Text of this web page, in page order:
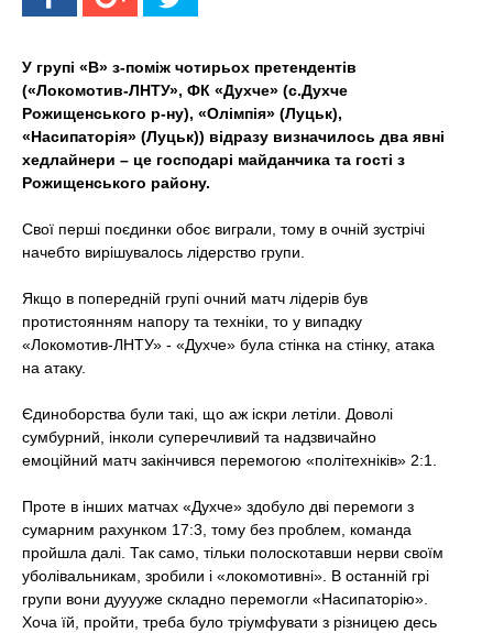
o
У групі «В» з-поміж чотирьох претендентів
(«Локомотив-ЛНТУ», ФК «Духче» (с.Духче
Рожищенського р-ну), «Олімпія» (Луцьк),
«Насипаторія» (Луцьк)) відразу визначилось два явні
хедлайнери – це господарі майданчика та гості з
Рожищенського району.
Свої перші поєдинки обоє виграли, тому в очній зустрічі
начебто вирішувалось лідерство групи.
Якщо в попередній групі очний матч лідерів був
протистоянням напору та техніки, то у випадку
«Локомотив-ЛНТУ» - «Духче» була стінка на стінку, атака
на атаку.
Єдиноборства були такі, що аж іскри летіли. Доволі
сумбурний, інколи суперечливий та надзвичайно
емоційний матч закінчився перемогою «політехніків» 2:1.
Проте в інших матчах «Духче» здобуло дві перемоги з
сумарним рахунком 17:3, тому без проблем, команда
пройшла далі. Так само, тільки полоскотавши нерви своїм
уболівальникам, зробили і «локомотивні». В останній грі
групи вони дууууже складно перемогли «Насипаторію».
Хоча їй, пройти, треба було тріумфувати з різницею десь